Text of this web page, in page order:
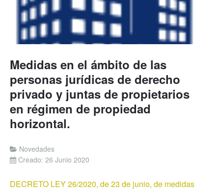
Medidas en el ámbito de las
personas jurídicas de derecho
privado y juntas de propietarios
en régimen de propiedad
horizontal.
Novedades
Creado: 26 Junio 2020
DECRETO LEY 26/2020, de 23 de junio, de medidas